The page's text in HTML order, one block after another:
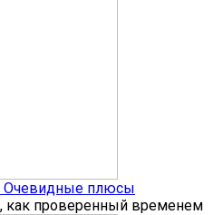
Очевидные плюсы
как проверенный временем